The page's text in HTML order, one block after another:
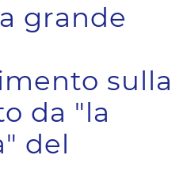
grande
sulla
da "la
del